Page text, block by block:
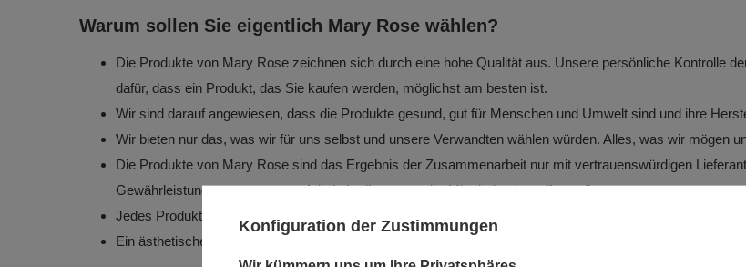
Warum sollen Sie eigentlich Mary Rose wählen?
Die Produkte von Mary Rose zeichnen sich durch eine hohe Qualität aus. Unsere persönliche Kontrolle
dafür, dass ein Produkt, das Sie kaufen werden, möglichst am besten ist.
Wir sind darauf angewiesen, dass die Produkte gesund, gut für Menschen und Umwelt sind und ihre
Wir bieten nur das, was wir für uns selbst und unsere Verwandten wählen würden. Alles, was wir mögen
Die Produkte von Mary Rose sind das Ergebnis der Zusammenarbeit nur mit vertrauenswürdigen
Gewährleistung angemessener Arbeitsbedingungen der Mitarbeiter betreffen, teilen.
Jedes Produkt ist in einer praktischen Kartonverpackung verpackt. Sie hat ein Fensterchen, das
Ein ästhetisches Etikett wurde in der passenden Farbe entworfen und sieht sehr schön im Küchenregal aus.
Konfiguration der Zustimmungen